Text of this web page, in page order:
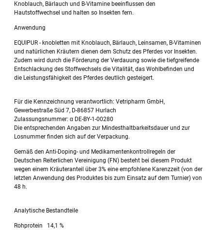
Knoblauch, Bärlauch und B-Vitamine beeinflussen den
Hautstoffwechsel und halten so Insekten fern.
Anwendung
EQUIPUR - knobletten mit Knoblauch, Bärlauch, Leinsamen, B-Vitaminen
und natürlichen Kräutern dienen dem Schutz des Pferdes vor Insekten.
Zudem wird durch die Förderung der Verdauung sowie die tiefgreifende
Entschlackung des Stoffwechsels die Vitalität, das Wohlbefinden und
die Leistungsfähigkeit des Pferdes deutlich gesteigert.
Für die Kennzeichnung verantwortlich: Vetripharm GmbH,
Gewerbestraße Süd 7, D-86857 Hurlach
Zulassungsnummer: α DE-BY-1-00280
Die entsprechenden Angaben zur Mindesthaltbarkeitsdauer und zur
Losnummer finden sich auf der Verpackung.
Gemäß den Anti-Doping- und Medikamentenkontrollregeln der
Deutschen Reiterlichen Vereinigung (FN) besteht bei diesem Produkt
wegen einem Kräuteranteil über 3% eine empfohlene Karenzzeit (von der
letzten Anwendung des Produktes bis zum Einsatz auf dem Turnier) von
48 h.
Analytische Bestandteile
Rohprotein 14,1 %